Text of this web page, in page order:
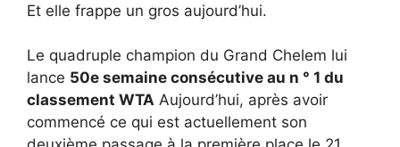
Et elle frappe un gros aujourd’hui.
Le quadruple champion du Grand Chelem lui
lance 50e semaine consécutive au n ° 1 du
classement WTA Aujourd’hui, après avoir
commencé ce qui est actuellement son